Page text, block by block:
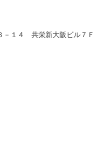
－１４ 共栄新大阪ビル７Ｆ